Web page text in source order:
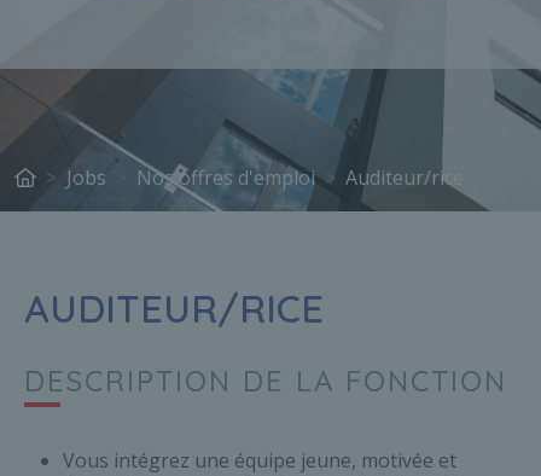
Jobs Nos offres d'emploi Auditeur/rice
AUDITEUR/RICE
DESCRIPTION DE LA FONCTION
Vous intégrez une équipe jeune, motivée et